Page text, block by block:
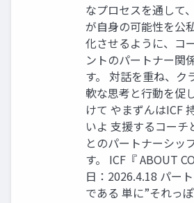
なプロセスを通して
が自身の可能性を公
化させるように、コ
ントのパートナー関
す。 対話を重ね、ク
軟な思考と行動を促
けて やまずんはICF
いよ 支援するコーチ
とのパートナーシッ
す。 ICF『 ABOUT
日：2026.4.18 パー
である 単に”それっ